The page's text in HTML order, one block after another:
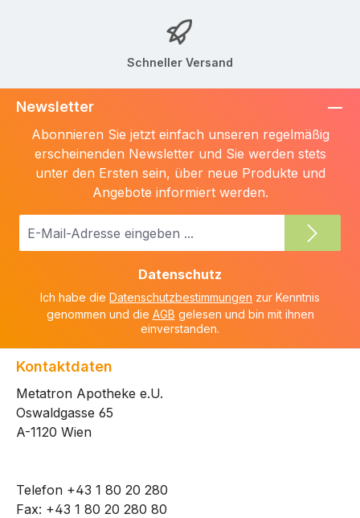
Schneller Versand
Newsletter
Abonnieren Sie jetzt einfach unseren regelmäßig
erscheinenden Newsletter und Sie werden stets
unter den Ersten sein, über neue Produkte und
Angebote informiert werden.
E-
Datenschutz
Ich habe die Datenschutzbestimmungen zur Kenntnis
genommen und die AGB gelesen und bin mit ihnen
einverstanden.
Kontaktdaten
Metatron Apotheke e.U.
Oswaldgasse 65
A-1120 Wien
Telefon +43 1 80 20 280
Fax: +43 1 80 20 280 80